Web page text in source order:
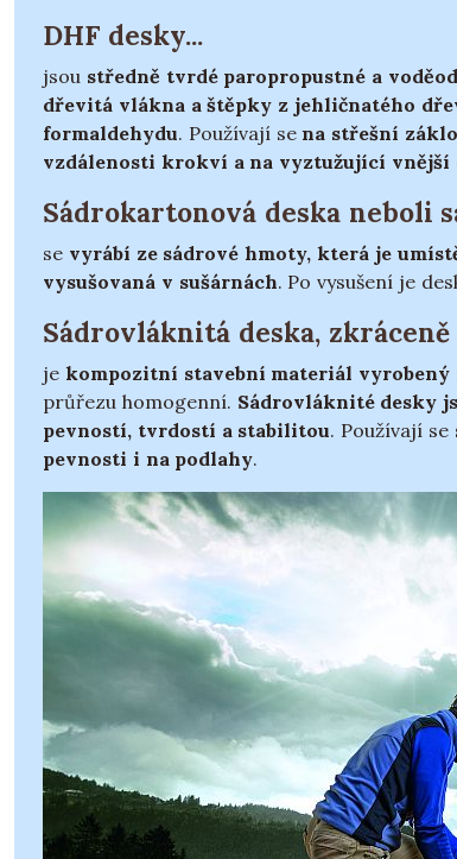
DHF desky...
jsou středně tvrdé paropropustné a
dřevitá vlákna a štěpky z jehličnatého
formaldehydu. Používají sena střešní
vzdálenosti krokví a na vyztužující vnější
Sádrokartonová deska neboli
se vyrábí ze sádrové hmoty, která je
vysušovaná v sušárnách. Po vysušení je
Sádrovláknitá deska, zkráceně
je kompozitní stavební materiál
průřezu homogenní. Sádrovláknité desky
pevností, tvrdostí a stabilitou. Používají se
pevnosti i na podlahy.